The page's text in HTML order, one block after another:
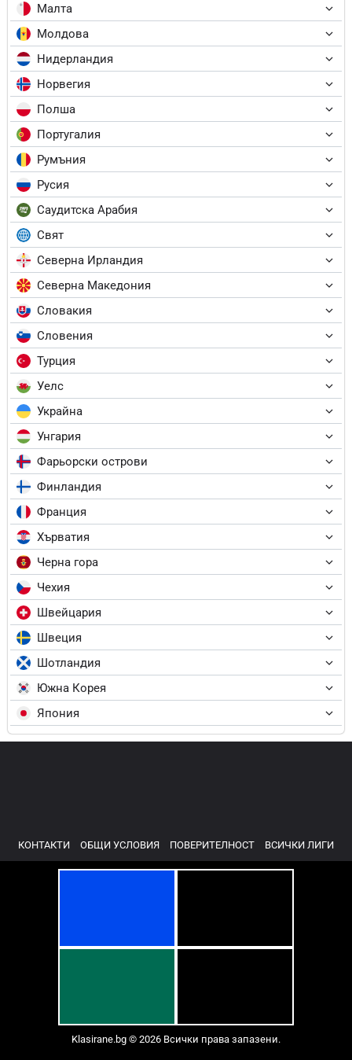
Малта
Молдова
Нидерландия
Норвегия
Полша
Португалия
Румъния
Русия
Саудитска Арабия
Свят
Северна Ирландия
Северна Македония
Словакия
Словения
Турция
Уелс
Украйна
Унгария
Фарьорски острови
Финландия
Франция
Хърватия
Черна гора
Чехия
Швейцария
Швеция
Шотландия
Южна Корея
Япония
КОНТАКТИ ОБЩИ УСЛОВИЯ ПОВЕРИТЕЛНОСТ ВСИЧКИ ЛИГИ
Klasirane.bg © 2026 Всички права запазени.